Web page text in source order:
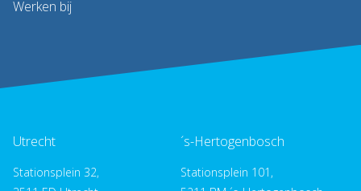
Werken bij
Utrecht
Stationsplein 32,
´s-Hertogenbosch
Stationsplein 101,